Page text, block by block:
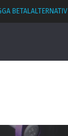
BETALALTERNATIV